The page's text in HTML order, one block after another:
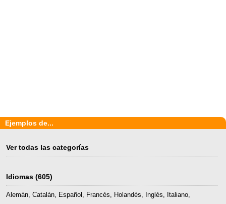
Ejemplos de...
Ver todas las categorías
Idiomas (605)
Alemán, Catalán, Español , Francés, Holandés, Inglés, Italiano,